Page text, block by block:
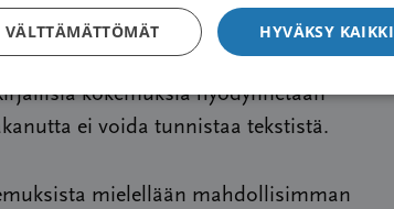
liittyykö kokemus pelkästään
Kuvauksen ei tarvitse olla pitkä,
kokemuksia hyödynnetään
ei voida tunnistaa tekstistä.
mielellään mahdollisimman
HYVÄKSY KAIKKI
VÄLTTÄMÄTTÖMÄT